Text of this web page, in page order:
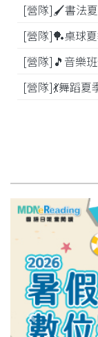
[營隊]💃舞蹈